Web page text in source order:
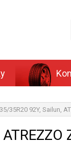
35R20 92Y, Sailun,